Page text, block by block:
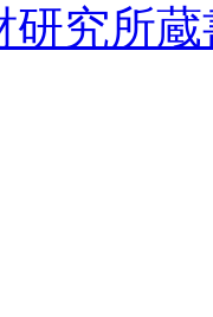
研究所